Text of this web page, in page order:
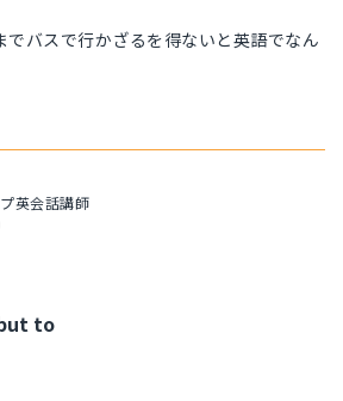
でバスで行かざるを得ないと英語でなん
英会話講師
to